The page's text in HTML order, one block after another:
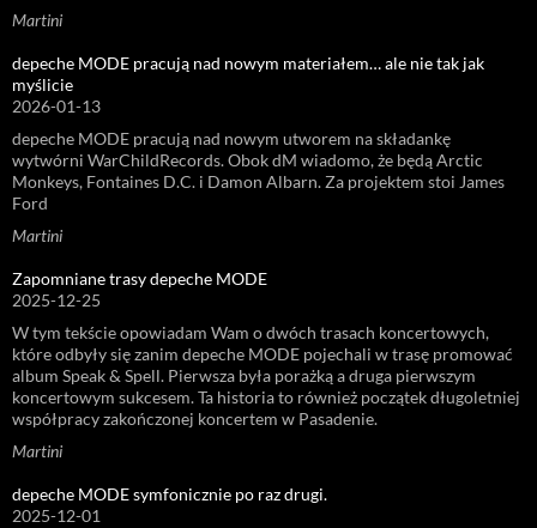
Martini
depeche MODE pracują nad nowym materiałem… ale nie tak jak
myślicie
2026-01-13
depeche MODE pracują nad nowym utworem na składankę
wytwórni WarChildRecords. Obok dM wiadomo, że będą Arctic
Monkeys, Fontaines D.C. i Damon Albarn. Za projektem stoi James
Ford
Martini
Zapomniane trasy depeche MODE
2025-12-25
W tym tekście opowiadam Wam o dwóch trasach koncertowych,
które odbyły się zanim depeche MODE pojechali w trasę promować
album Speak & Spell. Pierwsza była porażką a druga pierwszym
koncertowym sukcesem. Ta historia to również początek długoletniej
współpracy zakończonej koncertem w Pasadenie.
Martini
depeche MODE symfonicznie po raz drugi.
2025-12-01